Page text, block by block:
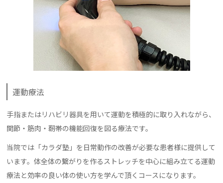
運動療法
手指またはリハビリ器具を用いて運動を積極的に取り入れながら、
関節・筋肉・靭帯の機能回復を図る療法です。
当院では「カラダ塾」を日常動作の改善が必要な患者様に提供して
います。体全体の繋がりを作るストレッチを中心に組み立てる運動
療法と効率の良い体の使い方を学んで頂くコースになります。